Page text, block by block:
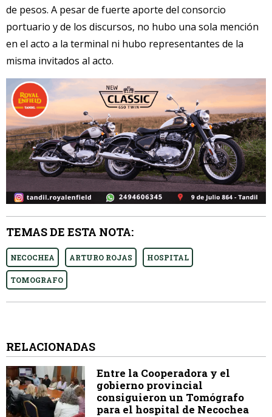
de pesos. A pesar de fuerte aporte del consorcio
portuario y de los discursos, no hubo una sola mención
en el acto a la terminal ni hubo representantes de la
misma invitados al acto.
TEMAS DE ESTA NOTA:
NECOCHEA ARTURO ROJAS HOSPITAL
TOMOGRAFO
RELACIONADAS
Entre la Cooperadora y el
gobierno provincial
consiguieron un Tomógrafo
para el hospital de Necochea